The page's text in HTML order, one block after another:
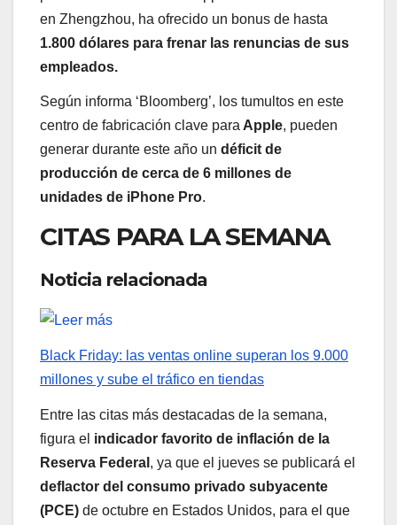
en Zhengzhou, ha ofrecido un bonus de hasta
1.800 dólares para frenar las renuncias de sus
empleados.
Según informa ‘Bloomberg’, los tumultos en este
centro de fabricación clave paraApple, pueden
generar durante este año un déficit de
producción de cerca de 6 millones de
unidades de iPhone Pro.
CITAS PARA LA SEMANA
Noticia relacionada
Black Friday: las ventas online superan los 9.000
millones y sube el tráfico en tiendas
Entre las citas más destacadas de la semana,
figura el indicador favorito de inflación de la
Reserva Federal , ya que el jueves se publicará el
deflactor del consumo privado subyacente
(PCE) de octubre en Estados Unidos, para el que